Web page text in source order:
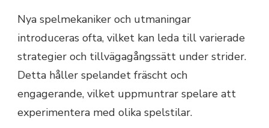
Nya spelmekaniker och utmaningar
introduceras ofta, vilket kan leda till varierade
strategier och tillvägagångssätt under strider.
Detta håller spelandet fräscht och
engagerande, vilket uppmuntrar spelare att
experimentera med olika spelstilar.